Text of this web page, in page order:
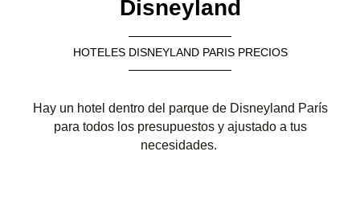
Disneyland
HOTELES DISNEYLAND PARIS PRECIOS
Hay un hotel dentro del parque de Disneyland París
para todos los presupuestos y ajustado a tus
necesidades.